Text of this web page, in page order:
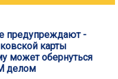
предупреждают -
карты
может обернуться
делом️